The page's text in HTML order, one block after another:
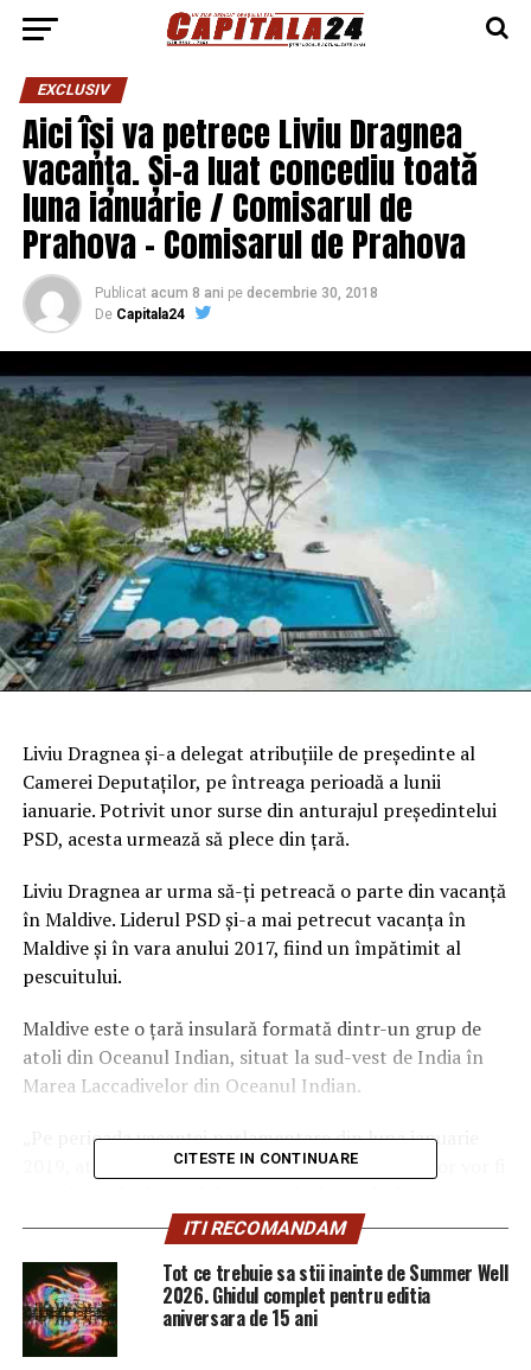
EXCLUSIV
Aici își va petrece Liviu Dragnea
vacanța. Și-a luat concediu toată
luna ianuarie / Comisarul de
Prahova – Comisarul de Prahova
Publicat acum 8 ani pe decembrie 30, 2018
De Capitala24
Liviu Dragnea şi-a delegat atribuţiile de preşedinte al
Camerei Deputaţilor, pe întreaga perioadă a lunii
ianuarie. Potrivit unor surse din anturajul preşedintelui
PSD, acesta urmează să plece din ţară.
Liviu Dragnea ar urma să-ţi petreacă o parte din vacanţă
în Maldive. Liderul PSD şi-a mai petrecut vacanţa în
Maldive şi în vara anului 2017, fiind un împătimit al
pescuitului.
Maldive este o ţară insulară formată dintr-un grup de
atoli din Oceanul Indian, situat la sud-vest de India în
Marea Laccadivelor din Oceanul Indian.
„Pe perioada vacanţei parlamentare din luna ianuarie
2019, atribuţiile preşedintelui Camerei Deputaţilor vor fi
vicepreşedinte al Camerei Deputaţilor”, scrie în Decizia
care a apărut, sâmbătă, în Monitorul Oficial.
CITESTE IN CONTINUARE
ITI RECOMANDAM
Tot ce trebuie sa stii inainte de Summer Well
2026. Ghidul complet pentru editia
aniversara de 15 ani